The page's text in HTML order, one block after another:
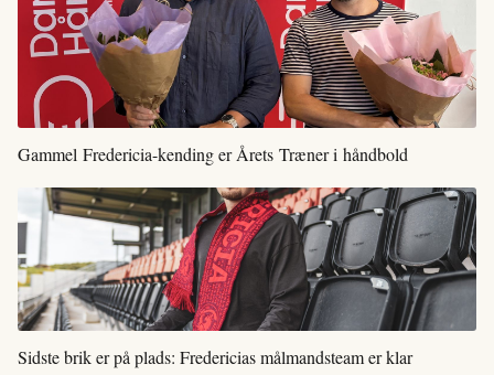
Gammel Fredericia-kending er Årets Træner i håndbold
Sidste brik er på plads: Fredericias målmandsteam er klar